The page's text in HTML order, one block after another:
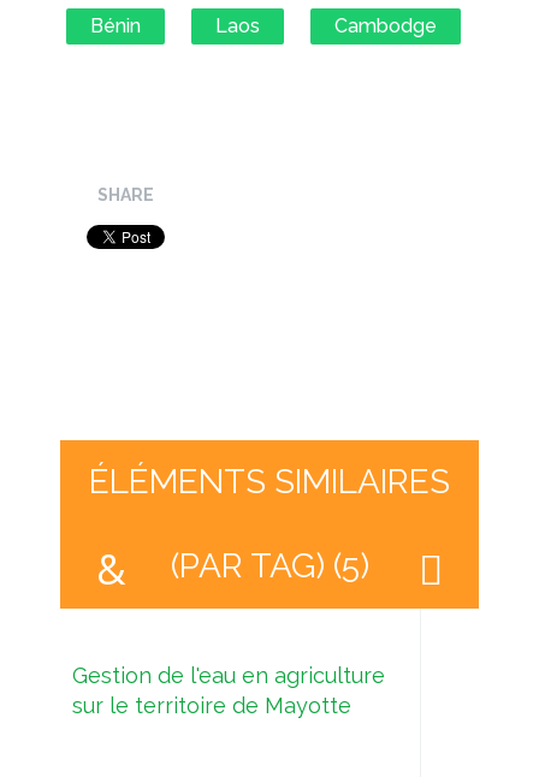
Bénin Laos Cambodge
SHARE
ÉLÉMENTS SIMILAIRES
(PAR TAG) (5)
Gestion de l'eau en agriculture
sur le territoire de Mayotte